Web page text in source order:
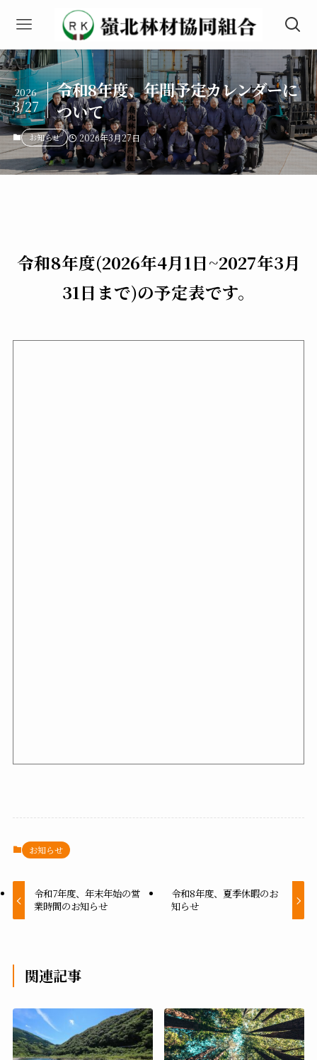
令和8年度、年間予定カレンダーに
ついて
2026
3/27
お知らせ 2026年3月27日
令和8年度(2026年4月1日~2027年3月
31日まで)の予定表です。
お知らせ
令和7年度、年末年始の営
業時間のお知らせ
令和8年度、夏季休暇のお
知らせ
関連記事